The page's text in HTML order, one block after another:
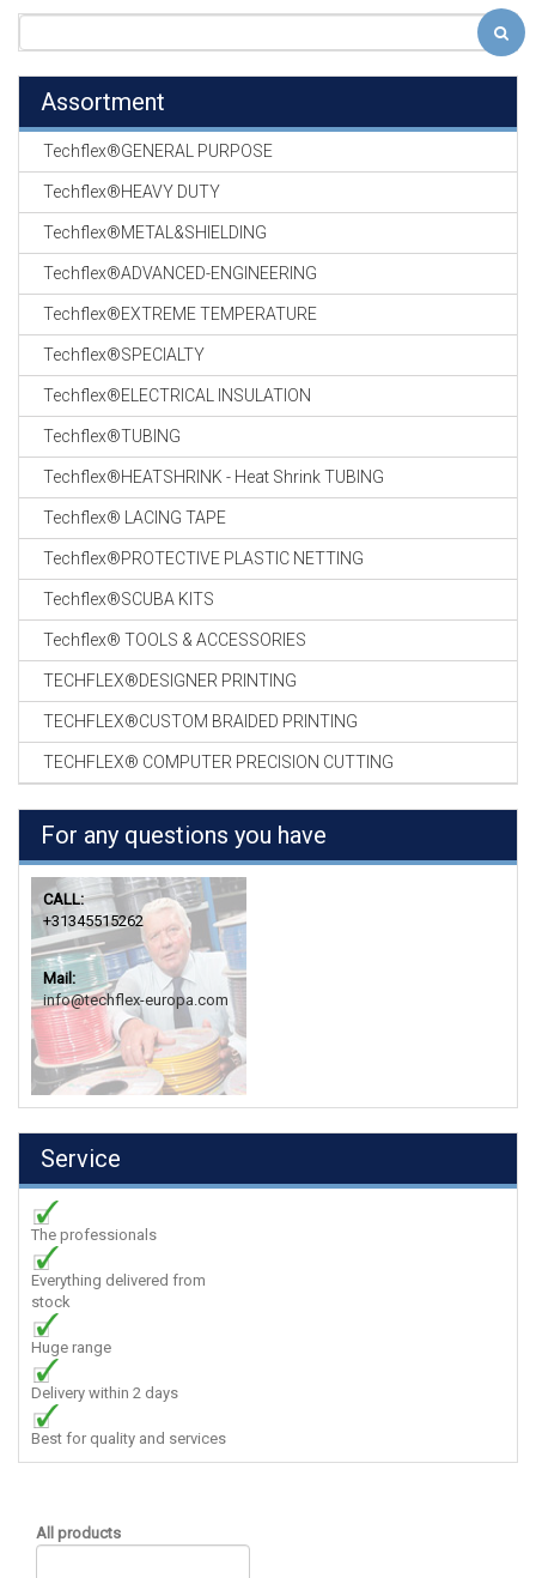
Assortment
Techflex®GENERAL PURPOSE
Techflex®HEAVY DUTY
Techflex®METAL&SHIELDING
Techflex®ADVANCED-ENGINEERING
Techflex®EXTREME TEMPERATURE
Techflex®SPECIALTY
Techflex®ELECTRICAL INSULATION
Techflex®TUBING
Techflex®HEATSHRINK - Heat Shrink TUBING
Techflex® LACING TAPE
Techflex®PROTECTIVE PLASTIC NETTING
Techflex®SCUBA KITS
Techflex® TOOLS & ACCESSORIES
TECHFLEX®DESIGNER PRINTING
TECHFLEX®CUSTOM BRAIDED PRINTING
TECHFLEX® COMPUTER PRECISION CUTTING
For any questions you have
CALL:
+31345515262
Mail:
info@techflex-europa.com
Service
The professionals
Everything delivered from
stock
Huge range
Delivery within 2 days
Best for quality and services
All products